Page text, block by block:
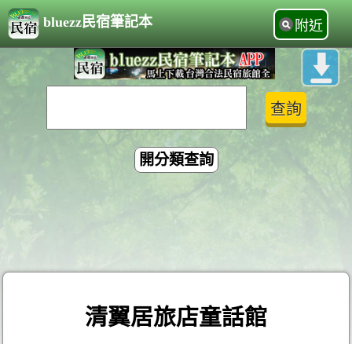
bluezz民宿筆記本 附近
開分類查詢
清翼居旅店童話館